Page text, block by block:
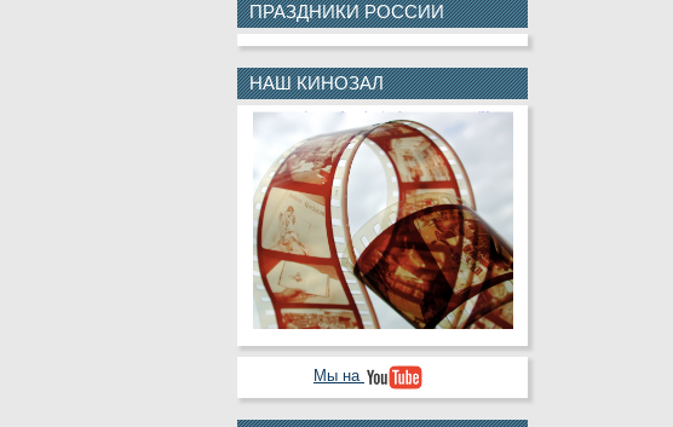
4 АВГУСТА М.Ю.Клещева
4 АВГУСТА Д.В.Шевчук
5 АВГУСТА В.А.Деньгин
5 АВГУСТА Н.Ю.Лаврентьева
5 АВГУСТА А.Ю.Колесникова
5 АВГУСТА В.П.Криулин
5 АВГУСТА В.В.Черкашин
6 АВГУСТА С.Н.Кабаев
А.Ю.Назарова
ПРАЗДНИКИ РОССИИ
НАШ КИНОЗАЛ
Мы на